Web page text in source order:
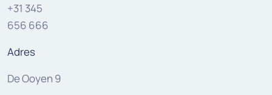
+31 345
656 666
Adres
De Ooyen 9